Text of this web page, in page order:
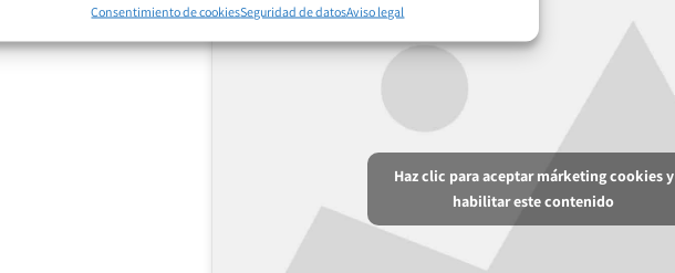
Consentimiento de cookiesSeguridad de datosAviso legal
Haz clic para aceptar márketing cookies y
habilitar este contenido